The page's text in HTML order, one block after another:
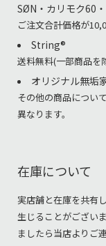
SØN・カリモク60
ご注文合計価格が
String®︎
送料無料(一部商品を
オリジナル無垢
その他の商品につい
異なります。
在庫について
実店舗と在庫を共有
生じることがござい
ましたら当店よりご